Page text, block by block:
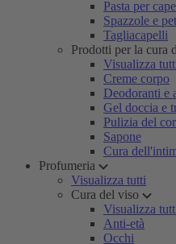
Pasta per
Spazzole e
Tagliacapelli
Prodotti per la cura
Visualizza
Creme corpo
Deodoranti e
Gel doccia e
Pulizia del
Sapone
Cura
Profumeria
Visualizza tutti
Cura del viso
Visualizza
Anti-età
Occhi